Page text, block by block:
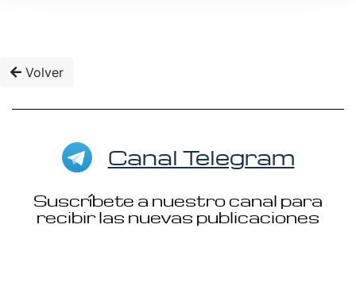
Volver
Canal Telegram
Suscríbete a nuestro canal para
recibir las nuevas publicaciones